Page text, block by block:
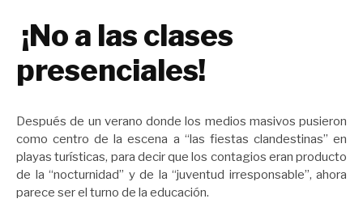
¡No a las clases
presenciales!
Después de un verano donde los medios masivos pusieron
como centro de la escena a “las fiestas clandestinas” en
playas turísticas, para decir que los contagios eran producto
de la “nocturnidad” y de la “juventud irresponsable”, ahora
parece ser el turno de la educación.